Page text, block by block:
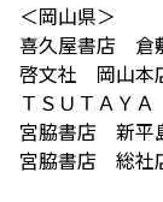
＜岡山県＞
喜久屋書店 倉
啓文社 岡山本
ＴＳＵＴＡＹ
宮脇書店 新平
宮脇書店 総社